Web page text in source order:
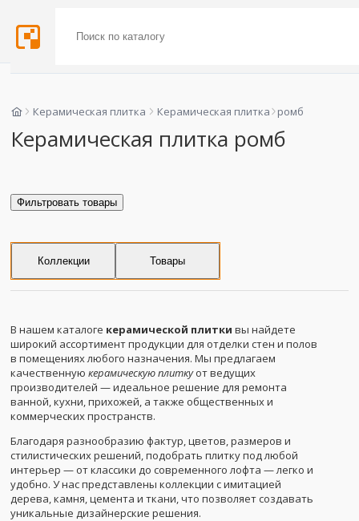
Керамическая плитка Керамическая плитка ромб
Керамическая плитка ромб
Фильтровать товары
Коллекции Товары
В нашем каталоге керамической плитки вы найдете
широкий ассортимент продукции для отделки стен и полов
в помещениях любого назначения. Мы предлагаем
качественную керамическую плиткуот ведущих
производителей — идеальное решение для ремонта
ванной, кухни, прихожей, а также общественных и
коммерческих пространств.
Благодаря разнообразию фактур, цветов, размеров и
стилистических решений, подобрать плитку под любой
интерьер — от классики до современного лофта — легко и
удобно. У нас представлены коллекции с имитацией
дерева, камня, цемента и ткани, что позволяет создавать
уникальные дизайнерские решения.